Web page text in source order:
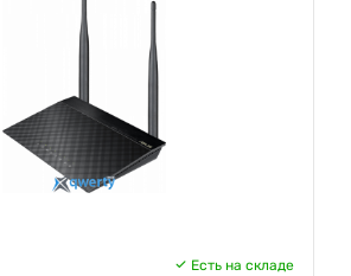
Есть на складе